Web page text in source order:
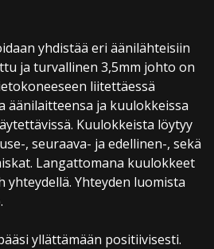
yhdistää eri äänilähteisiin
ja turvallinen 3,5mm johto on
liitettäessä
äänilaitteensa ja kuulokkeissa
Kuulokkeista löytyy
, seuraava- ja edellinen-, sekä
Langattomana kuulokkeet
Yhteyden luomista
yllättämään positiivisesti.